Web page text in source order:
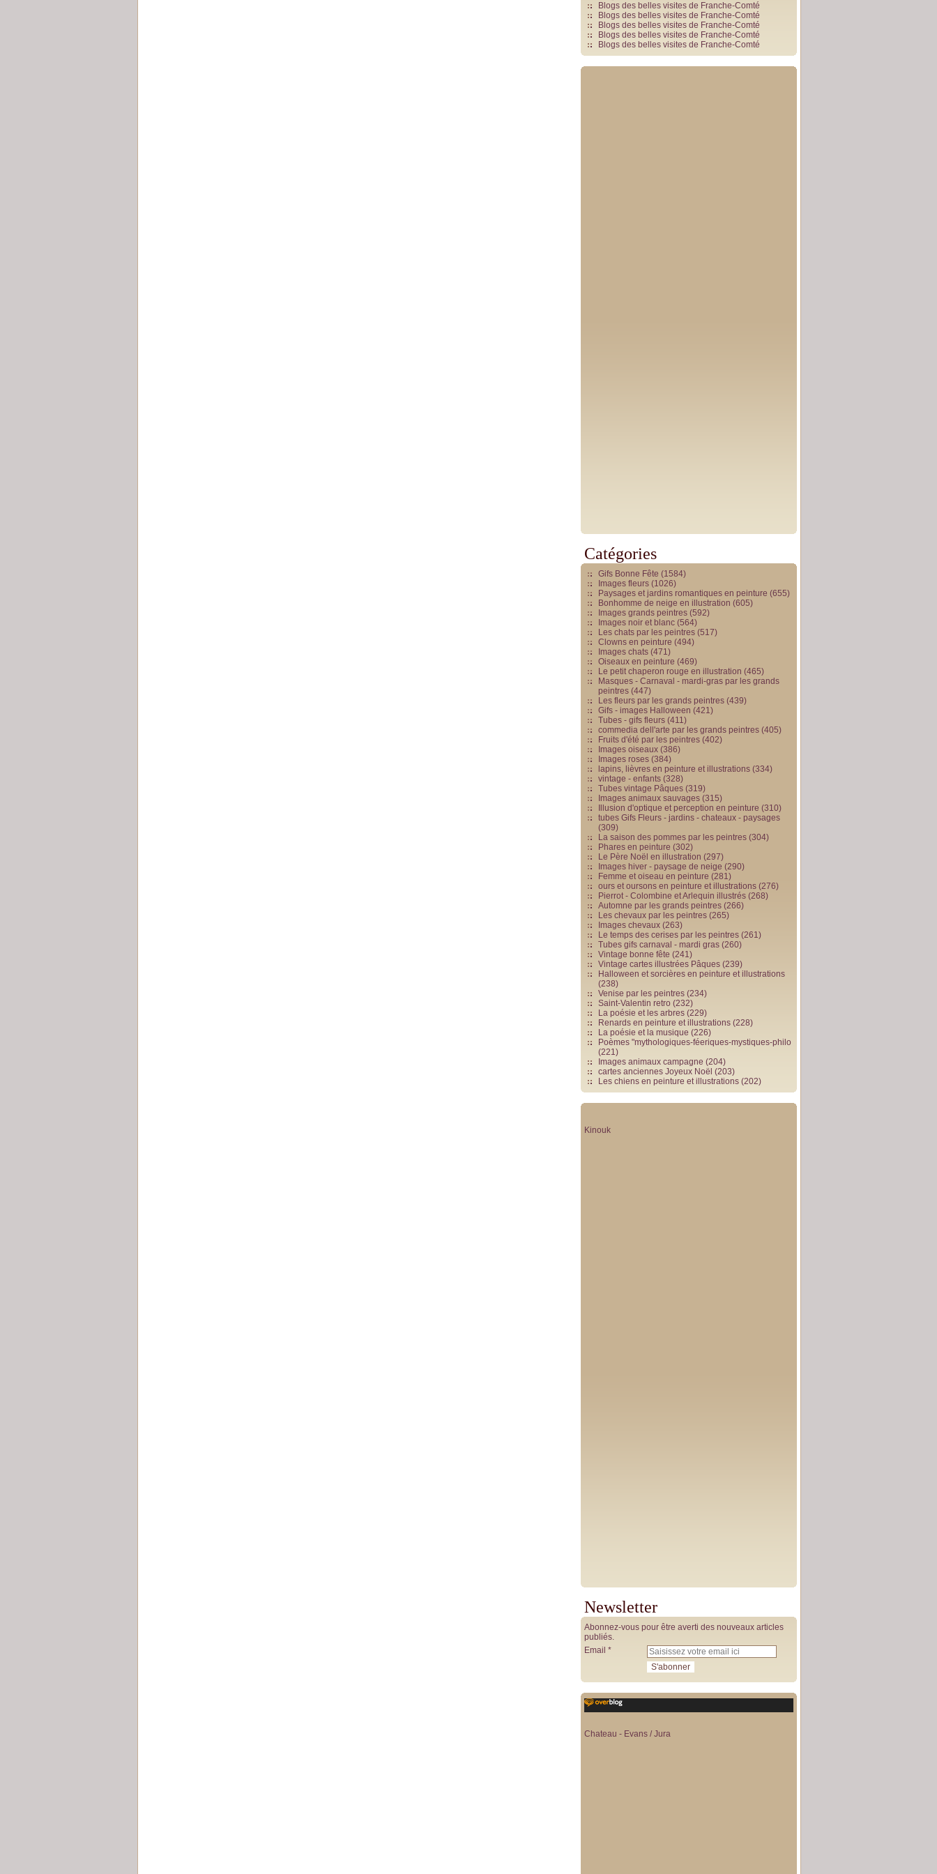
Blogs des belles visites de Franche-Comté
Blogs des belles visites de Franche-Comté
Blogs des belles visites de Franche-Comté
Blogs des belles visites de Franche-Comté
Blogs des belles visites de Franche-Comté
Catégories
Gifs Bonne Fête (1584)
Images fleurs (1026)
Paysages et jardins romantiques en peinture (655)
Bonhomme de neige en illustration (605)
Images grands peintres (592)
Images noir et blanc (564)
Les chats par les peintres (517)
Clowns en peinture (494)
Images chats (471)
Oiseaux en peinture (469)
Le petit chaperon rouge en illustration (465)
Masques - Carnaval - mardi-gras par les grands
peintres (447)
Les fleurs par les grands peintres (439)
Gifs - images Halloween (421)
Tubes - gifs fleurs (411)
commedia dell'arte par les grands peintres (405)
Fruits d'été par les peintres (402)
Images oiseaux (386)
Images roses (384)
lapins, lièvres en peinture et illustrations (334)
vintage - enfants (328)
Tubes vintage Pâques (319)
Images animaux sauvages (315)
Illusion d'optique et perception en peinture (310)
tubes Gifs Fleurs - jardins - chateaux - paysages
(309)
La saison des pommes par les peintres (304)
Phares en peinture (302)
Le Père Noël en illustration (297)
Images hiver - paysage de neige (290)
Femme et oiseau en peinture (281)
ours et oursons en peinture et illustrations (276)
Pierrot - Colombine et Arlequin illustrés (268)
Automne par les grands peintres (266)
Les chevaux par les peintres (265)
Images chevaux (263)
Le temps des cerises par les peintres (261)
Tubes gifs carnaval - mardi gras (260)
Vintage bonne fête (241)
Vintage cartes illustrées Pâques (239)
Halloween et sorcières en peinture et illustrations
(238)
Venise par les peintres (234)
Saint-Valentin retro (232)
La poésie et les arbres (229)
Renards en peinture et illustrations (228)
La poésie et la musique (226)
Poèmes "mythologiques-féeriques-mystiques-philo
(221)
Images animaux campagne (204)
cartes anciennes Joyeux Noël (203)
Les chiens en peinture et illustrations (202)
Kinouk
Newsletter
Abonnez-vous pour être averti des nouveaux articles
publiés.
Email
Chateau - Evans / Jura